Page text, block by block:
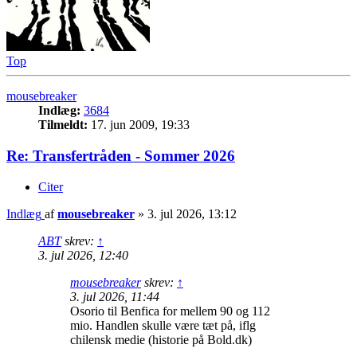
Top
mousebreaker
Indlæg: 3684
Tilmeldt: 17. jun 2009, 19:33
Re: Transfertråden - Sommer 2026
Citer
Indlæg afmousebreaker » 3. jul 2026, 13:12
ABTskrev: ↑
3. jul 2026, 12:40
mousebreakerskrev: ↑
3. jul 2026, 11:44
Osorio til Benfica for mellem 90 og 112
mio. Handlen skulle være tæt på, iflg
chilensk medie (historie på Bold.dk)